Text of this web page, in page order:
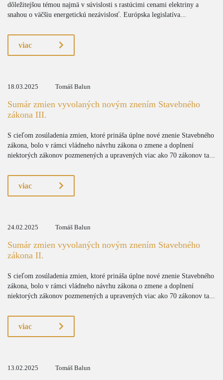
dôležitejšou témou najmä v súvislosti s rastúcimi cenami elektriny a
snahou o väčšiu energetickú nezávislosť. Európska legislatíva...
viac
18.03.2025 Tomáš Balun
Sumár zmien vyvolaných novým znením Stavebného
zákona III.
S cieľom zosúladenia zmien, ktoré prináša úplne nové znenie Stavebného
zákona, bolo v rámci vládneho návrhu zákona o zmene a doplnení
niektorých zákonov pozmenených a upravených viac ako 70 zákonov ta...
viac
24.02.2025 Tomáš Balun
Sumár zmien vyvolaných novým znením Stavebného
zákona II.
S cieľom zosúladenia zmien, ktoré prináša úplne nové znenie Stavebného
zákona, bolo v rámci vládneho návrhu zákona o zmene a doplnení
niektorých zákonov pozmenených a upravených viac ako 70 zákonov ta...
viac
13.02.2025 Tomáš Balun